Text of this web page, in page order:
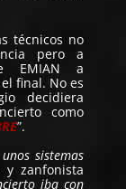
técnicos no
pero a
EMIAN a
final. No es
decidiera
como
”.
sistemas
y zanfonista
iba con